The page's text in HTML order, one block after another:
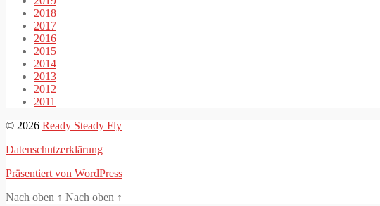
2018
2017
2016
2015
2014
2013
2012
2011
© 2026 Ready Steady Fly
Datenschutzerklärung
Präsentiert von WordPress
Nach oben ↑ Nach oben ↑